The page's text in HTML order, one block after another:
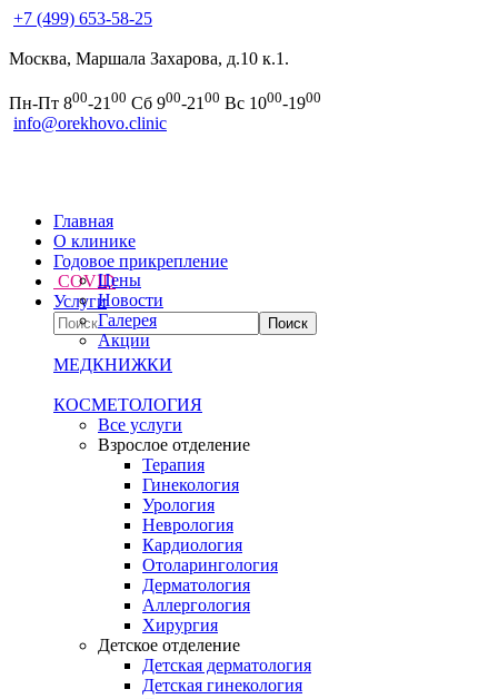
+7 (499) 653-58-25
Москва, Маршала Захарова, д.10 к.1.
Пн-Пт 800-21 00 Сб 900-21 00 Вс 1000-1900
info@orekhovo.clinic
Главная
О клинике
Цены
Новости
Галерея
Акции
Годовое прикрепление
COVID
Услуги
МЕДКНИЖКИ
КОСМЕТОЛОГИЯ
Все услуги
Взрослое отделение
Терапия
Гинекология
Урология
Неврология
Кардиология
Отоларингология
Дерматология
Аллергология
Хирургия
Детское отделение
Детская дерматология
Детская гинекология